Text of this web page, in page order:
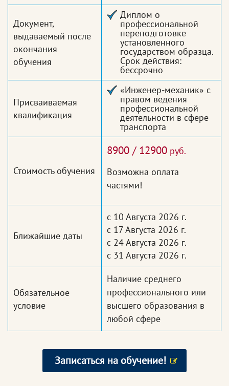
Документ,
выдаваемый после
окончания
обучения
Диплом о
профессиональной
переподготовке
установленного
государством образца.
Срок действия:
бессрочно
Присваиваемая
квалификация
«Инженер-механик» с
правом ведения
профессиональной
деятельности в сфере
транспорта
Стоимость обучения
8900 / 12900 руб.
Возможна оплата
частями!
Ближайшие даты
с 10 Августа 2026 г.
с 17 Августа 2026 г.
с 24 Августа 2026 г.
с 31 Августа 2026 г.
Обязательное
условие
Наличие среднего
профессионального или
высшего образования в
любой сфере
Записаться на обучение!